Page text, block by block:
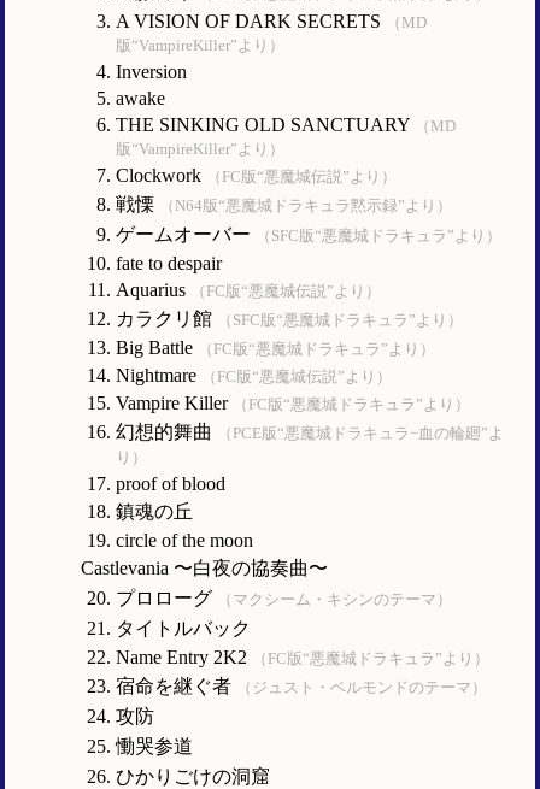
A VISION OF DARK SECRETS
（MD
版“VampireKiller”より）
Inversion
awake
THE SINKING OLD SANCTUARY
（MD
版“VampireKiller”より）
Clockwork （FC版“悪魔城伝説”より）
戦慄 （N64版“悪魔城ドラキュラ黙示録”より）
ゲームオーバー （SFC版“悪魔城ドラキュラ”より）
fate to despair
Aquarius
（FC版“悪魔城伝説”より）
カラクリ館 （SFC版“悪魔城ドラキュラ”より）
Big Battle （FC版“悪魔城ドラキュラ”より）
Nightmare （FC版“悪魔城伝説”より）
Vampire Killer （FC版“悪魔城ドラキュラ”より）
幻想的舞曲
（PCE版“悪魔城ドラキュラ−血の輪廻”よ
り）
proof of blood
鎮魂の丘
circle of the moon
Castlevania 〜白夜の協奏曲〜
プロローグ
（マクシーム・キシンのテーマ）
タイトルバック
Name Entry 2K2
（FC版“悪魔城ドラキュラ”より）
宿命を継ぐ者 （ジュスト・ベルモンドのテーマ）
攻防
慟哭参道
ひかりごけの洞窟